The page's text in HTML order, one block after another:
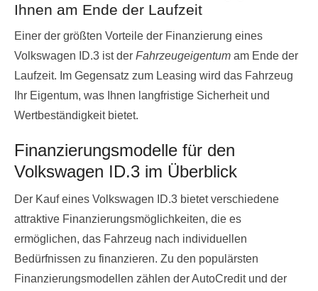
Ihnen am Ende der Laufzeit
Einer der größten Vorteile der Finanzierung eines
Volkswagen ID.3 ist der Fahrzeugeigentum am Ende der
Laufzeit. Im Gegensatz zum Leasing wird das Fahrzeug
Ihr Eigentum, was Ihnen langfristige Sicherheit und
Wertbeständigkeit bietet.
Finanzierungsmodelle für den
Volkswagen ID.3 im Überblick
Der Kauf eines Volkswagen ID.3 bietet verschiedene
attraktive Finanzierungsmöglichkeiten, die es
ermöglichen, das Fahrzeug nach individuellen
Bedürfnissen zu finanzieren. Zu den populärsten
Finanzierungsmodellen zählen der AutoCredit und der